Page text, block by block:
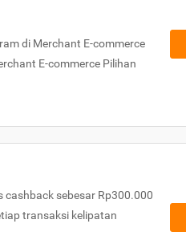
di Merchant E-commerce
E-commerce Pilihan
cashback sebesar Rp300.000
transaksi kelipatan